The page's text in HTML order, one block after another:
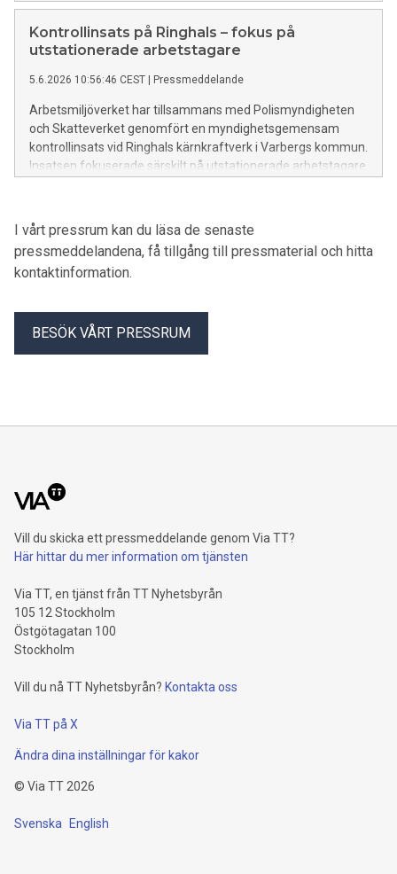
män. De vanligaste orsakerna är kopplade till den
organisatoriska och sociala arbetsmiljön, där framför allt för
högt arbetstempo och hög arbetsbelastning sticker ut.
Kontrollinsats på Ringhals – fokus på
utstationerade arbetstagare
5.6.2026 10:56:46 CEST | Pressmeddelande
Arbetsmiljöverket har tillsammans med Polismyndigheten
och Skatteverket genomfört en myndighetsgemensam
kontrollinsats vid Ringhals kärnkraftverk i Varbergs kommun.
Insatsen fokuserade särskilt på utstationerade arbetstagare
I vårt pressrum kan du läsa de senaste
pressmeddelandena, få tillgång till pressmaterial och hitta
kontaktinformation.
BESÖK VÅRT PRESSRUM
Vill du skicka ett pressmeddelande genom Via TT?
Här hittar du mer information om tjänsten
Via TT, en tjänst från TT Nyhetsbyrån
105 12 Stockholm
Östgötagatan 100
Stockholm
Vill du nå TT Nyhetsbyrån? Kontakta oss
Via TT på X
Ändra dina inställningar för kakor
© Via TT 2026
Svenska English